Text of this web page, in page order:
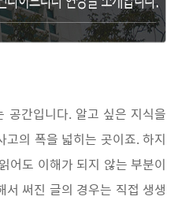
공간입니다. 알고 싶은 지식을
의 폭을 넓히는 곳이죠. 하지
어도 이해가 되지 않는 부분이
써진 글의 경우는 직접 생생